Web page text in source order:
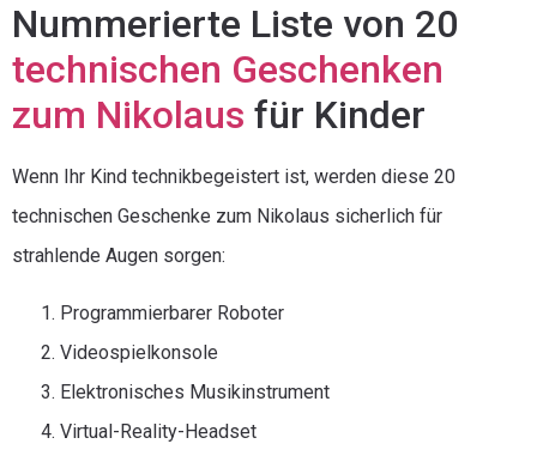
Nummerierte Liste von 20
technischen Geschenken
zum Nikolaus für Kinder
Wenn Ihr Kind technikbegeistert ist, werden diese 20
technischen Geschenke zum Nikolaus sicherlich für
strahlende Augen sorgen:
Programmierbarer Roboter
Videospielkonsole
Elektronisches Musikinstrument
Virtual-Reality-Headset